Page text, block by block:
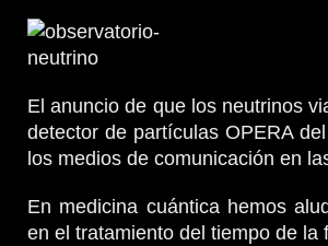
El anuncio de que los neutrinos
detector de partículas OPERA
los medios de comunicación en
En medicina cuántica hemos
en el tratamiento del tiempo de